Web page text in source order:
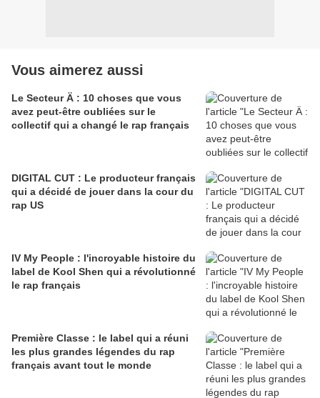
Vous aimerez aussi
Le Secteur Ä : 10 choses que vous
avez peut-être oubliées sur le
collectif qui a changé le rap français
DIGITAL CUT : Le producteur français
qui a décidé de jouer dans la cour du
rap US
IV My People : l'incroyable histoire du
label de Kool Shen qui a révolutionné
le rap français
Première Classe : le label qui a réuni
les plus grandes légendes du rap
français avant tout le monde